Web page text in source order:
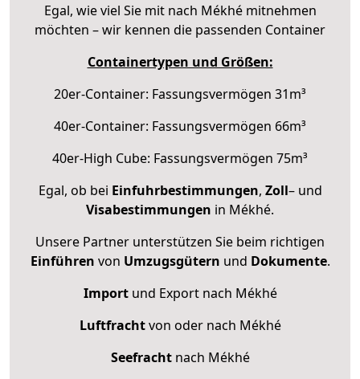
Egal, wie viel Sie mit nach Mékhé mitnehmen
möchten – wir kennen die passenden Container
Containertypen und Größen:
20er-Container: Fassungsvermögen 31m³
40er-Container: Fassungsvermögen 66m³
40er-High Cube: Fassungsvermögen 75m³
Egal, ob bei Einfuhrbestimmungen, Zoll– und
Visabestimmungen in Mékhé.
Unsere Partner unterstützen Sie beim richtigen
Einführen von Umzugsgütern und Dokumente.
Importund Export nach Mékhé
Luftfrachtvon oder nach Mékhé
Seefrachtnach Mékhé